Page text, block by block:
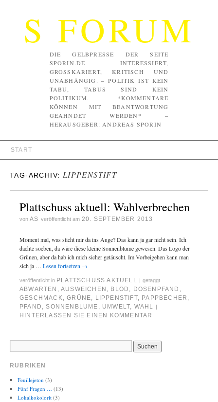
S FORUM
DIE GELBPRESSE DER SEITE
SPORIN.DE – INTERESSIERT,
GROSSKARIERT, KRITISCH UND U
NABHÄNGIG. – POLITIK IST KEIN T
ABU, TABUS SIND KEIN P
OLITIKUM. *KOMMENTARE K
ÖNNEN MIT BEANTWORTUNG G
EAHNDET WERDEN* – H
ERAUSGEBER: ANDREAS SPORIN
START
TAG-ARCHIV: LIPPENSTIFT
Plattschuss aktuell: Wahlverbrechen
von AS veröffentlicht am 20. SEPTEMBER 2013
Moment mal, was sticht mir da ins Auge? Das kann ja gar nicht sein. Ich
dachte soeben, da wäre diese kleine Sonnenblume gewesen. Das Logo der
Grünen, aber da hab ich mich sicher getäuscht. Im Vorbeigehen kann man
sich ja … Lesen fortsetzen →
veröffentlicht in PLATTSCHUSS AKTUELL | getaggt
ABWARTEN ,AUSWEICHEN , BLÖD , DOSENPFAND ,
GESCHMACK,GRÜNE, LIPPENSTIFT, PAPPBECHER ,
PFAND , SONNENBLUME , UMWELT, WAHL |
HINTERLASSEN SIE EINEN KOMMENTAR
RUBRIKEN
Feuillejeton (3)
Fünf Fragen … (13)
Lokalkokolorit(3)